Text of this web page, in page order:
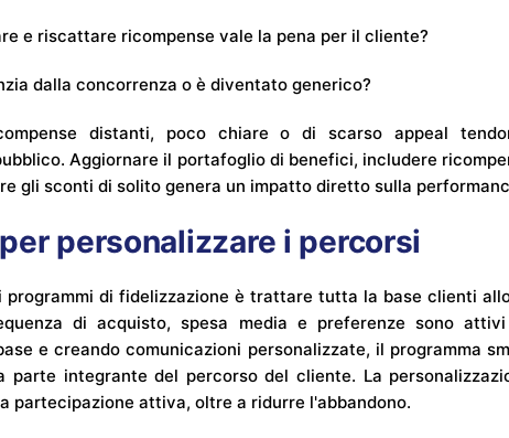
e riscattare ricompense vale la pena per il cliente?
dalla concorrenza o è diventato generico?
distanti, poco chiare o di scarso appeal
Aggiornare il portafoglio di benefici, includere
gli sconti di solito genera un impatto diretto sulla
personalizzare i percorsi
programmi di fidelizzazione è trattare tutta la base clienti
di acquisto, spesa media e preferenze sono
e creando comunicazioni personalizzate, il programma
parte integrante del percorso del cliente. La
partecipazione attiva, oltre a ridurre l'abbandono.